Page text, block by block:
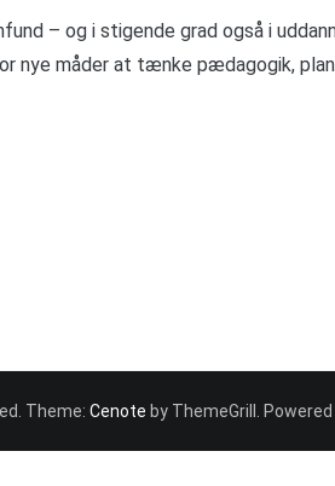
– og i stigende grad også i
nye måder at tænke pædagogik,
Theme: Cenote by ThemeGrill.